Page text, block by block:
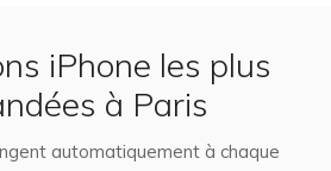
iPhone les plus
à Paris
automatiquement à chaque